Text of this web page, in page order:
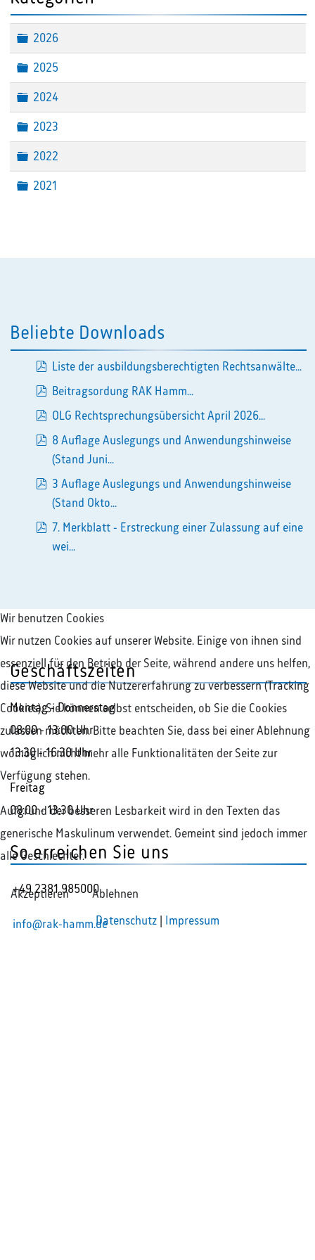
Ordner
2026
Ordner
2025
Ordner
2024
Ordner
2023
Ordner
2022
Ordner
2021
Beliebte Downloads
pdf
Liste der ausbildungsberechtigten Rechtsanwälte...
pdf
Beitragsordung RAK Hamm...
pdf
OLG Rechtsprechungsübersicht April 2026...
pdf
8 Auflage Auslegungs und Anwendungshinweise
(Stand Juni...
pdf
3 Auflage Auslegungs und Anwendungshinweise
(Stand Okto...
pdf
7. Merkblatt - Erstreckung einer Zulassung auf eine
wei...
Geschäftszeiten
Montag - Donnerstag
08:00 - 13:00 Uhr
13:30 - 16:30 Uhr
Freitag
08:00 - 13:30 Uhr
So erreichen Sie uns
+49 2381 985000
info@rak-hamm.de
Wir benutzen Cookies
Wir nutzen Cookies auf unserer Website. Einige von ihnen sind
essenziell für den Betrieb der Seite, während andere uns helfen,
diese Website und die Nutzererfahrung zu verbessern (Tracking
Cookies). Sie können selbst entscheiden, ob Sie die Cookies
zulassen möchten. Bitte beachten Sie, dass bei einer Ablehnung
womöglich nicht mehr alle Funktionalitäten der Seite zur
Verfügung stehen.
Aufgrund der besseren Lesbarkeit wird in den Texten das
generische Maskulinum verwendet. Gemeint sind jedoch immer
alle Geschlechter.
Akzeptieren Ablehnen
Datenschutz Impressum